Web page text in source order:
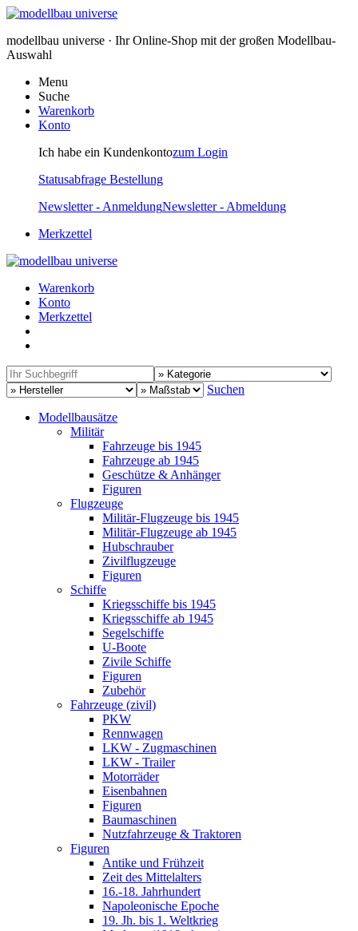
modellbau universe · Ihr Online-Shop mit der großen Modellbau-
Auswahl
Menu
Suche
Warenkorb
Konto
Ich habe ein Kundenkontozum Login
Statusabfrage Bestellung
Newsletter - AnmeldungNewsletter - Abmeldung
Merkzettel
Warenkorb
Konto
Merkzettel
Suchen
Modellbausätze
Militär
Fahrzeuge bis 1945
Fahrzeuge ab 1945
Geschütze & Anhänger
Figuren
Flugzeuge
Militär-Flugzeuge bis 1945
Militär-Flugzeuge ab 1945
Hubschrauber
Zivilflugzeuge
Figuren
Schiffe
Kriegsschiffe bis 1945
Kriegsschiffe ab 1945
Segelschiffe
U-Boote
Zivile Schiffe
Figuren
Zubehör
Fahrzeuge (zivil)
PKW
Rennwagen
LKW - Zugmaschinen
LKW - Trailer
Motorräder
Eisenbahnen
Figuren
Baumaschinen
Nutzfahrzeuge & Traktoren
Figuren
Antike und Frühzeit
Zeit des Mittelalters
16.-18. Jahrhundert
Napoleonische Epoche
19. Jh. bis 1. Weltkrieg